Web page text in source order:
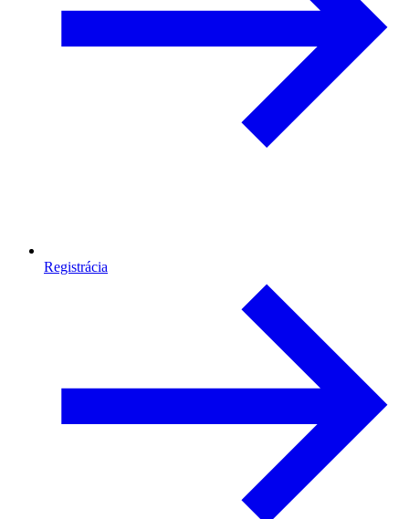
Registrácia